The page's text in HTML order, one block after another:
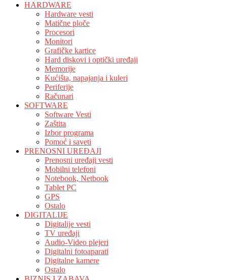
HARDWARE
Hardware vesti
Matične ploče
Procesori
Monitori
Grafičke kartice
Hard diskovi i optički uređaji
Memorije
Kućišta, napajanja i kuleri
Periferije
Računari
SOFTWARE
Software Vesti
Zaštita
Izbor programa
Pomoć i saveti
PRENOSNI UREĐAJI
Prenosni uređaji vesti
Mobilni telefoni
Notebook, Netbook
Tablet PC
GPS
Ostalo
DIGITALIJE
Digitalije vesti
TV uređaji
Audio-Video plejeri
Digitalni fotoaparati
Digitalne kamere
Ostalo